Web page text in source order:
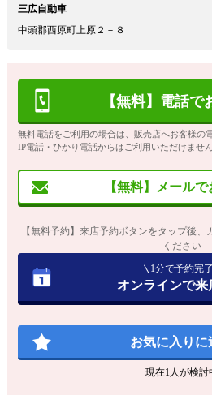
三広自動車
中頭郡西原町上原２－８
【無料】電話で
無料電話をご利用の場合は、販売店へお客様の
IP電話・ひかり電話からはご利用いただけません
【無料】メール
【無料予約】来店予約ボタンをタップ後
ください
1分で予約完了
オンラインで来
お気に入りに
現在1人が検討